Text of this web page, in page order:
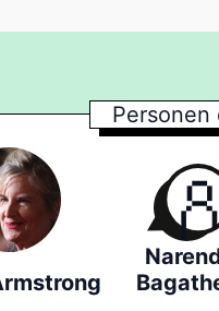
Personen